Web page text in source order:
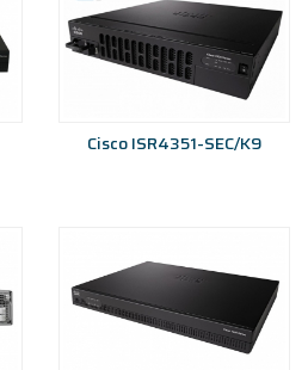
Cisco ISR4351-SEC/K9